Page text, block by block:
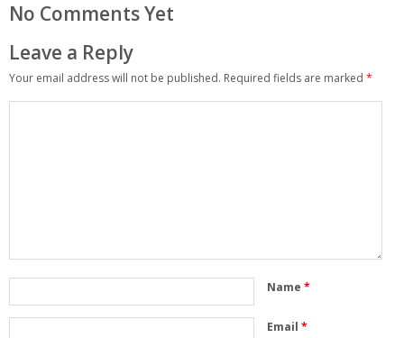
No Comments Yet
Leave a Reply
Your email address will not be published. Required fields are marked *
Name *
Email *